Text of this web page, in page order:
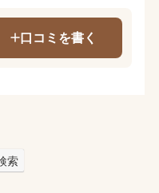
口コミを書く
索